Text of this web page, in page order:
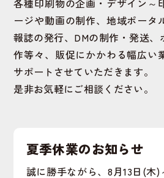
各種印刷物の企画・デザイン～
ージや動画の制作、地域ポータ
報誌の発行、DMの制作・発送
作等々、販促にかかわる幅広い
サポートさせていただきます。
是非お気軽にご相談ください。
夏季休業のお知らせ
誠に勝手ながら、8月13日(木)